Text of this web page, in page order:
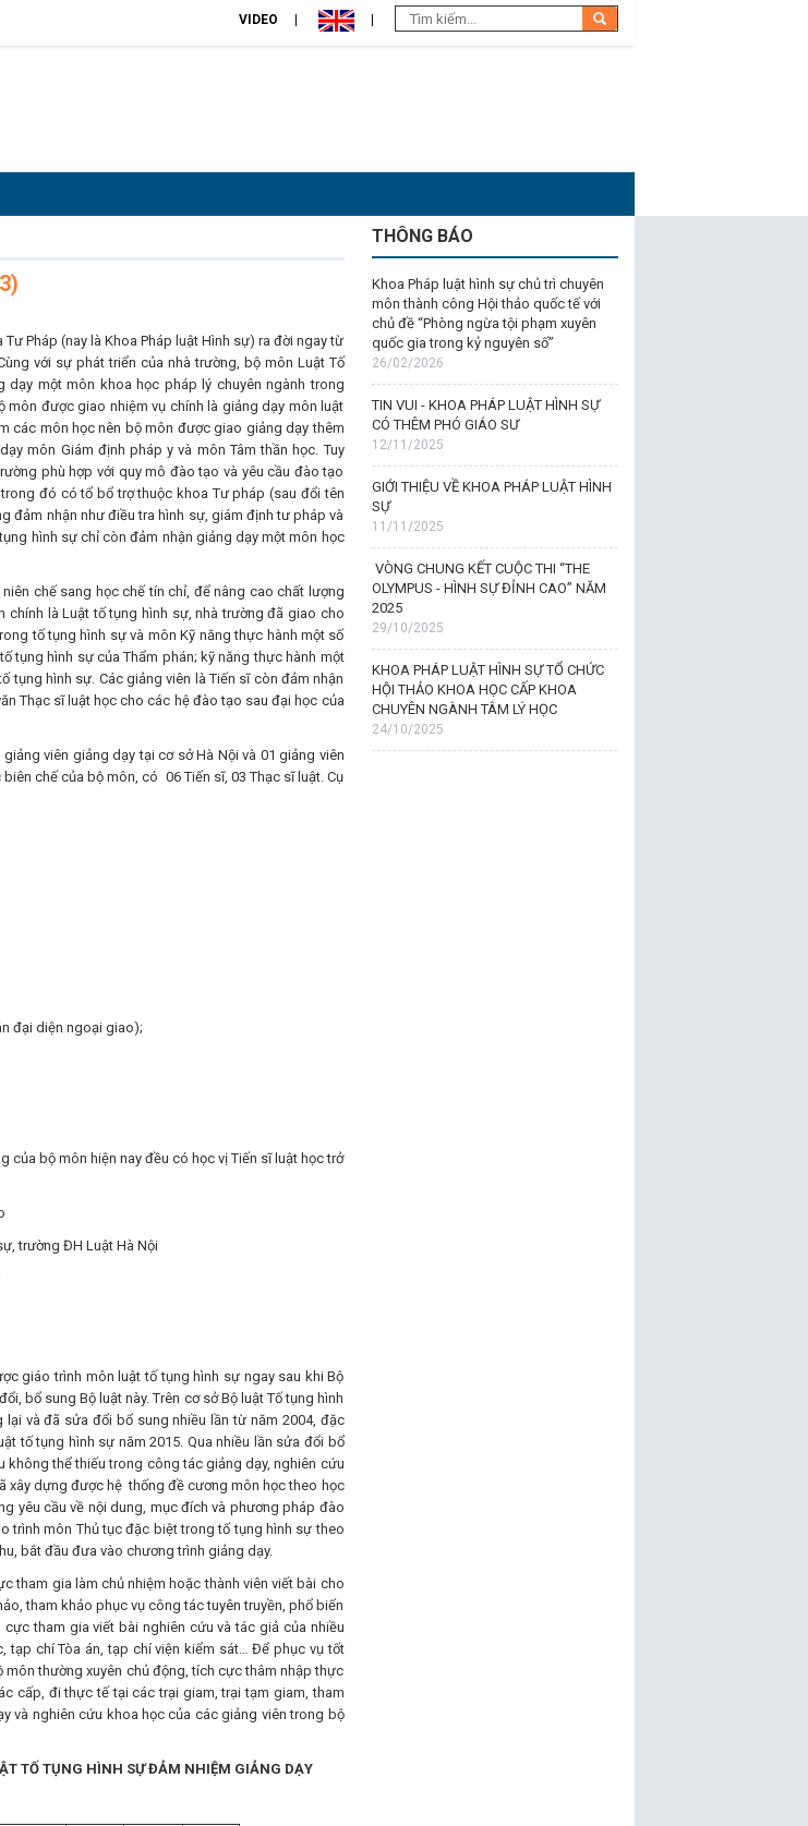
VIDEO
Pháp (nay là Khoa Pháp luật Hình sự) ra đời ngay từ
với sự phát triển của nhà trường, bộ môn Luật Tố
một môn khoa học pháp lý chuyên ngành trong
được giao nhiệm vụ chính là giảng dạy môn luật
các môn học nên bộ môn được giao giảng dạy thêm
môn Giám định pháp y và môn Tâm thần học. Tuy
phù hợp với quy mô đào tạo và yêu cầu đào tạo
đó có tổ bổ trợ thuộc khoa Tư pháp (sau đổi tên
đảm nhận như điều tra hình sự, giám định tư pháp và
hình sự chỉ còn đảm nhận giảng dạy một môn học
chế sang học chế tín chỉ, để nâng cao chất lượng
chính là Luật tố tụng hình sự, nhà trường đã giao cho
tố tụng hình sự và môn Kỹ năng thực hành một số
tụng hình sự của Thẩm phán; kỹ năng thực hành một
tụng hình sự. Các giảng viên là Tiến sĩ còn đảm nhận
Thạc sĩ luật học cho các hệ đào tạo sau đại học của
viên giảng dạy tại cơ sở Hà Nội và 01 giảng viên
chế của bộ môn, có 06 Tiến sĩ, 03 Thạc sĩ luật. Cụ
đại diện ngoại giao);
của bộ môn hiện nay đều có học vị Tiến sĩ luật học trở
trường ĐH Luật Hà Nội
giáo trình môn luật tố tụng hình sự ngay sau khi Bộ
bổ sung Bộ luật này. Trên cơ sở Bộ luật Tố tụng hình
và đã sửa đổi bổ sung nhiều lần từ năm 2004, đặc
tố tụng hình sự năm 2015. Qua nhiều lần sửa đổi bổ
không thể thiếu trong công tác giảng dạy, nghiên cứu
xây dựng được hệ thống đề cương môn học theo học
yêu cầu về nội dung, mục đích và phương pháp đào
trình môn Thủ tục đặc biệt trong tố tụng hình sự theo
bắt đầu đưa vào chương trình giảng dạy.
tham gia làm chủ nhiệm hoặc thành viên viết bài cho
tham khảo phục vụ công tác tuyên truyền, phổ biến
tham gia viết bài nghiên cứu và tác giả của nhiều
tạp chí Tòa án, tạp chí viện kiểm sát… Để phục vụ tốt
thường xuyên chủ động, tích cực thâm nhập thực
cấp, đi thực tế tại các trại giam, trại tạm giam, tham
và nghiên cứu khoa học của các giảng viên trong bộ
TỐ TỤNG HÌNH SỰ ĐẢM NHIỆM GIẢNG DẠY
THÔNG BÁO
Khoa Pháp luật hình sự chủ trì chuyên
môn thành công Hội thảo quốc tế với
chủ đề “Phòng ngừa tội phạm xuyên
quốc gia trong kỷ nguyên số”
26/02/2026
TIN VUI - KHOA PHÁP LUẬT HÌNH SỰ
CÓ THÊM PHÓ GIÁO SƯ
12/11/2025
GIỚI THIỆU VỀ KHOA PHÁP LUẬT HÌNH
SỰ
11/11/2025
VÒNG CHUNG KẾT CUỘC THI “THE
OLYMPUS - HÌNH SỰ ĐỈNH CAO” NĂM
2025
29/10/2025
KHOA PHÁP LUẬT HÌNH SỰ TỔ CHỨC
HỘI THẢO KHOA HỌC CẤP KHOA
CHUYÊN NGÀNH TÂM LÝ HỌC
24/10/2025